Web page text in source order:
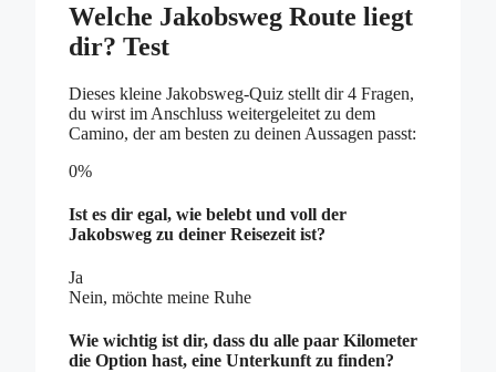
Welche Jakobsweg Route liegt
dir? Test
Dieses kleine Jakobsweg-Quiz stellt dir 4 Fragen,
du wirst im Anschluss weitergeleitet zu dem
Camino, der am besten zu deinen Aussagen passt:
0%
Ist es dir egal, wie belebt und voll der
Jakobsweg zu deiner Reisezeit ist?
Ja
Nein, möchte meine Ruhe
Wie wichtig ist dir, dass du alle paar Kilometer
die Option hast, eine Unterkunft zu finden?